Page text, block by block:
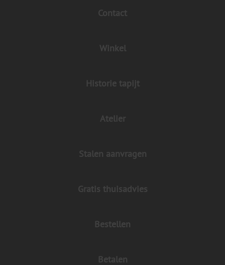
Contact
Winkel
Historie tapijt
Atelier
Stalen aanvragen
Gratis thuisadvies
Bestellen
Betalen